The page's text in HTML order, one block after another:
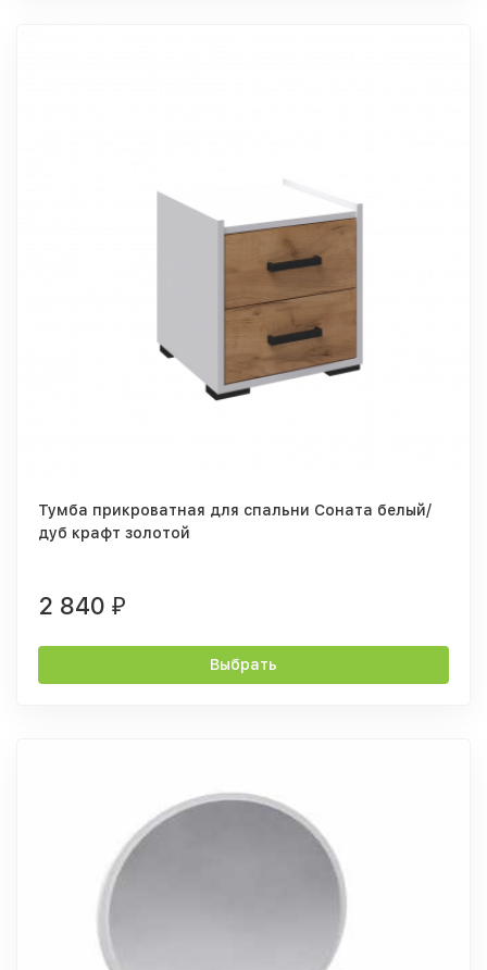
Тумба прикроватная для спальни Соната белый/
дуб крафт золотой
2 840 ₽
Выбрать